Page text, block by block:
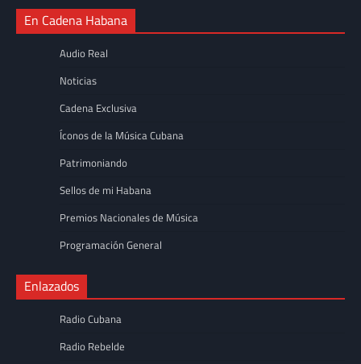
En Cadena Habana
Audio Real
Noticias
Cadena Exclusiva
Íconos de la Música Cubana
Patrimoniando
Sellos de mi Habana
Premios Nacionales de Música
Programación General
Enlazados
Radio Cubana
Radio Rebelde